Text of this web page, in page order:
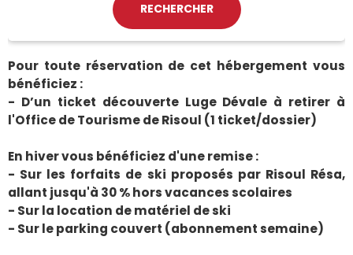
Pour toute réservation de cet hébergement vous
bénéficiez :
- D’un ticket découverte Luge Dévale à retirer à
l'Office de Tourisme de Risoul (1 ticket/dossier)
En hiver vous bénéficiez d'une remise :
- Sur les forfaits de ski proposés par Risoul Résa,
allant jusqu'à 30 % hors vacances scolaires
- Sur la location de matériel de ski
- Sur le parking couvert (abonnement semaine)